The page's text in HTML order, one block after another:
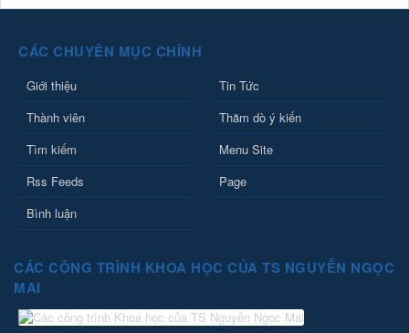
CÁC CHUYÊN MỤC CHÍNH
Giới thiệu
Tin Tức
Thành viên
Thăm dò ý kiến
Tìm kiếm
Menu Site
Rss Feeds
Page
Bình luận
CÁC CÔNG TRÌNH KHOA HỌC CỦA TS NGUYỄN NGỌC
MAI